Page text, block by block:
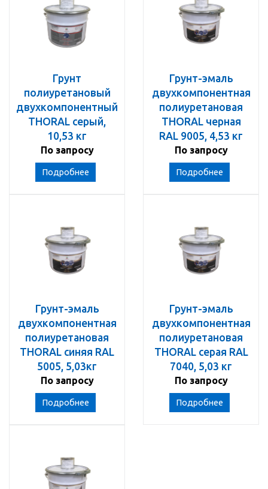
Грунт
полиуретановый
двухкомпонентный
THORAL серый,
10,53 кг
По запросу
Подробнее
Грунт-эмаль
двухкомпонентная
полиуретановая
THORAL черная
RAL 9005, 4,53 кг
По запросу
Подробнее
Грунт-эмаль
двухкомпонентная
полиуретановая
THORAL синяя RAL
5005, 5,03кг
По запросу
Подробнее
Грунт-эмаль
двухкомпонентная
полиуретановая
THORAL серая RAL
7040, 5,03 кг
По запросу
Подробнее